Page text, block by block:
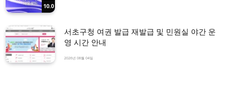
10.0
서초구청 여권 발급 재발급 및 민원실 야간 운
영 시간 안내
2026년 08월 04일